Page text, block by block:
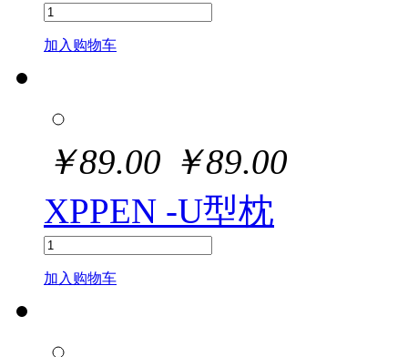
加入购物车
￥89.00 ￥89.00
XPPEN -U型枕
加入购物车